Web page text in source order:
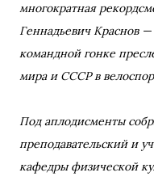
многократная
Геннадьевич Краснов
командной гонке
мира и СССР в
Под аплодисменты
преподавательский и
кафедры физической